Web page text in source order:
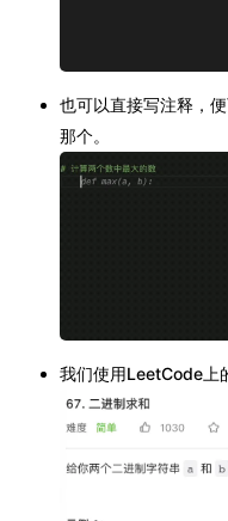
也可以直接写注释，
那个。
我们使用LeetCode上